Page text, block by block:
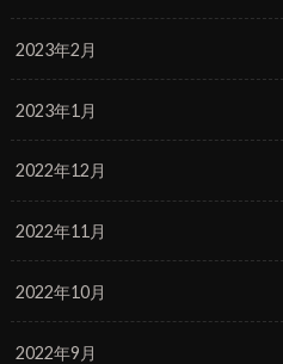
2023年2月
2023年1月
2022年12月
2022年11月
2022年10月
2022年9月